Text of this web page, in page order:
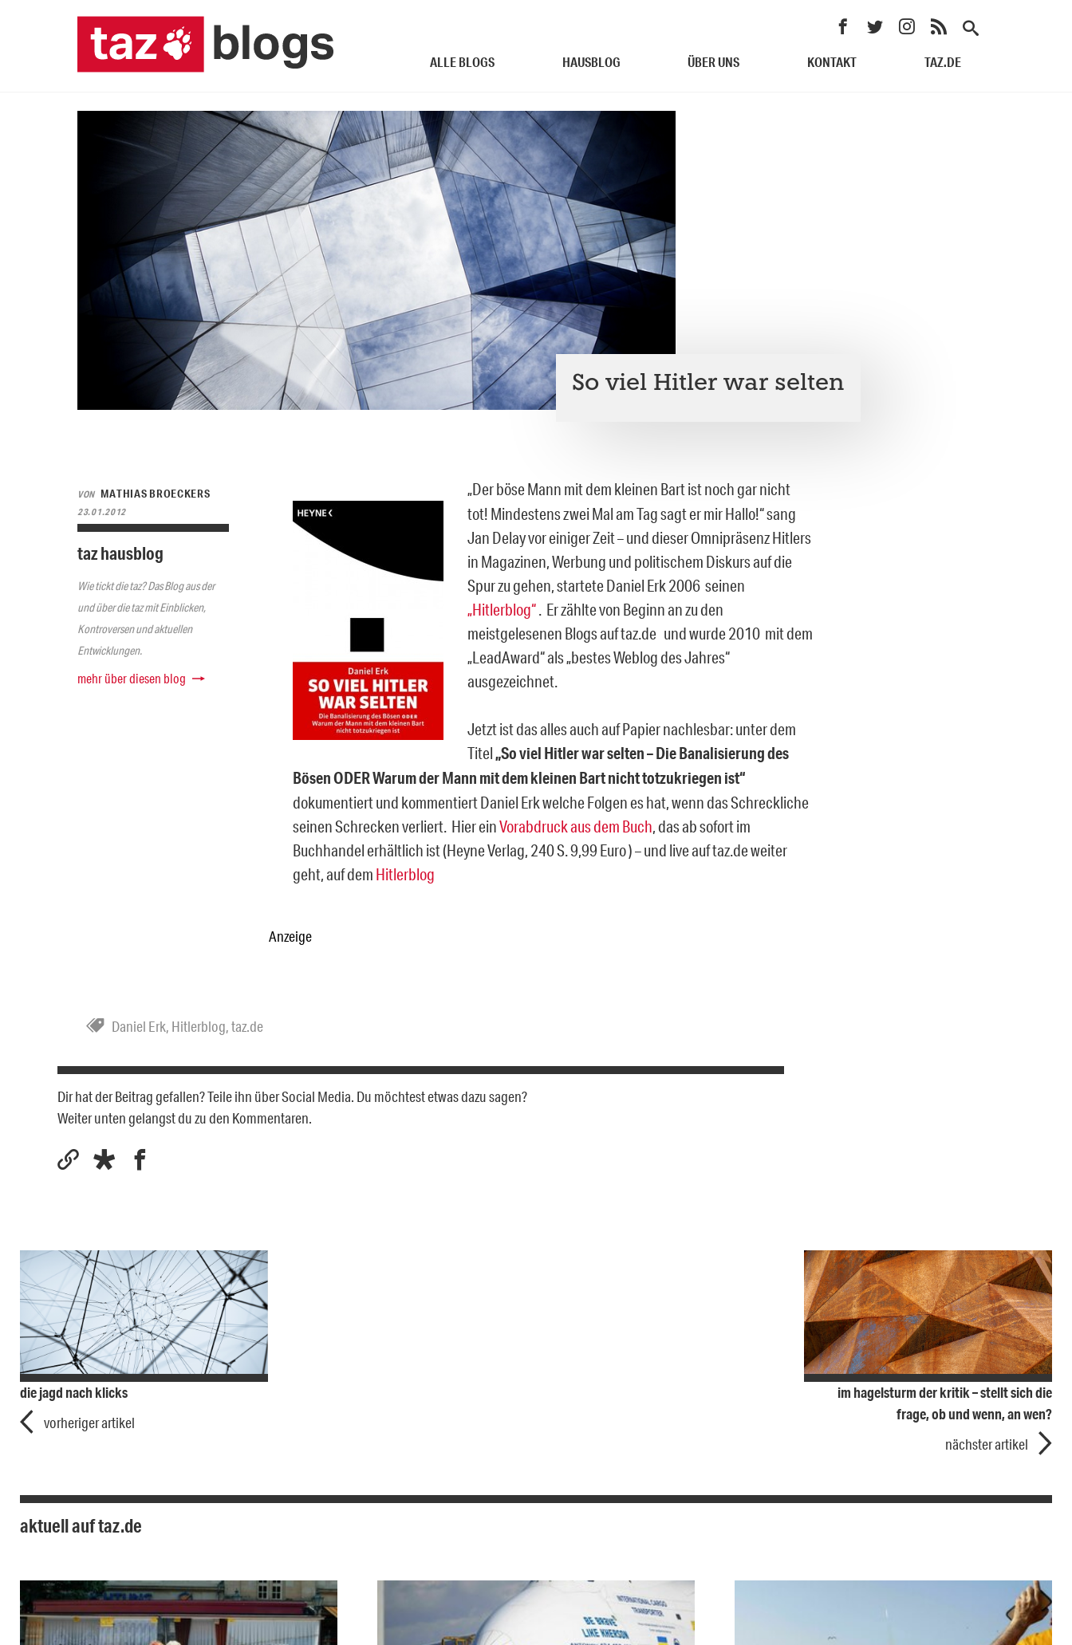
ALLE BLOGS HAUSBLOG ÜBER UNS KONTAKT TAZ.DE
So viel Hitler war selten
VON MATHIAS BROECKERS
23.01.2012
taz hausblog
Wie tickt die taz? Das Blog aus der
und über die taz mit Einblicken,
Kontroversen und aktuellen
Entwicklungen.
mehr über diesen blog
„Der böse Mann mit dem kleinen Bart ist noch gar nicht
tot! Mindestens zwei Mal am Tag sagt er mir Hallo!“ sang
Jan Delay vor einiger Zeit – und dieser Omnipräsenz Hitlers
in Magazinen, Werbung und politischem Diskurs auf die
Spur zu gehen, startete Daniel Erk 2006 seinen
„Hitlerblog“. Er zählte von Beginn an zu den
meistgelesenen Blogs auf taz.de und wurde 2010 mit dem
„LeadAward“ als „bestes Weblog des Jahres“
ausgezeichnet.
Jetzt ist das alles auch auf Papier nachlesbar: unter dem
Titel„So viel Hitler war selten – Die Banalisierung des
Bösen ODER Warum der Mann mit dem kleinen Bart nicht totzukriegen ist“
dokumentiert und kommentiert Daniel Erk welche Folgen es hat, wenn das Schreckliche
seinen Schrecken verliert. Hier einVorabdruck aus dem Buch, das ab sofort im
Buchhandel erhältlich ist (Heyne Verlag, 240 S. 9,99 Euro ) – und live auf taz.de weiter
geht, auf dem Hitlerblog
Anzeige
Daniel Erk, Hitlerblog,taz.de
Dir hat der Beitrag gefallen? Teile ihn über Social Media. Du möchtest etwas dazu sagen?
Weiter unten gelangst du zu den Kommentaren.
die jagd nach klicks
vorheriger artikel
im hagelsturm der kritik – stellt sich die
frage, ob und wenn, an wen?
nächster artikel
aktuell auf taz.de